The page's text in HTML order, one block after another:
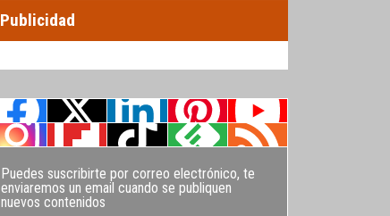
Publicidad
Puedes suscribirte por correo electrónico, te
enviaremos un email cuando se publiquen
nuevos contenidos